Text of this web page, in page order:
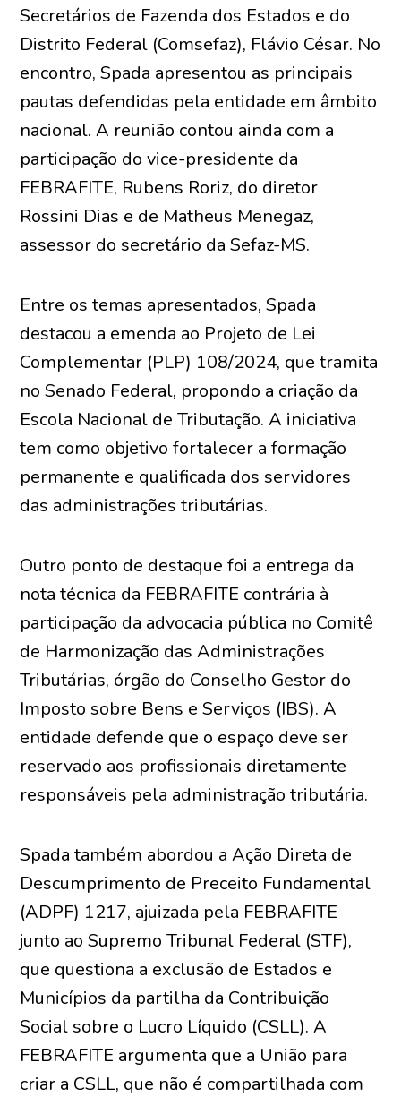
Secretários de Fazenda dos Estados e do
Distrito Federal (Comsefaz), Flávio César. No
encontro, Spada apresentou as principais
pautas defendidas pela entidade em âmbito
nacional. A reunião contou ainda com a
participação do vice-presidente da
FEBRAFITE, Rubens Roriz, do diretor
Rossini Dias e de Matheus Menegaz,
assessor do secretário da Sefaz-MS.
Entre os temas apresentados, Spada
destacou a emenda ao Projeto de Lei
Complementar (PLP) 108/2024, que tramita
no Senado Federal, propondo a criação da
Escola Nacional de Tributação. A iniciativa
tem como objetivo fortalecer a formação
permanente e qualificada dos servidores
das administrações tributárias.
Outro ponto de destaque foi a entrega da
nota técnica da FEBRAFITE contrária à
participação da advocacia pública no Comitê
de Harmonização das Administrações
Tributárias, órgão do Conselho Gestor do
Imposto sobre Bens e Serviços (IBS). A
entidade defende que o espaço deve ser
reservado aos profissionais diretamente
responsáveis pela administração tributária.
Spada também abordou a Ação Direta de
Descumprimento de Preceito Fundamental
(ADPF) 1217, ajuizada pela FEBRAFITE
junto ao Supremo Tribunal Federal (STF),
que questiona a exclusão de Estados e
Municípios da partilha da Contribuição
Social sobre o Lucro Líquido (CSLL). A
FEBRAFITE argumenta que a União para
criar a CSLL, que não é compartilhada com